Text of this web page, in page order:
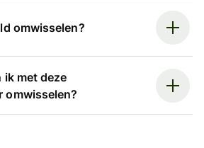
omwisselen?
ik met deze
omwisselen?